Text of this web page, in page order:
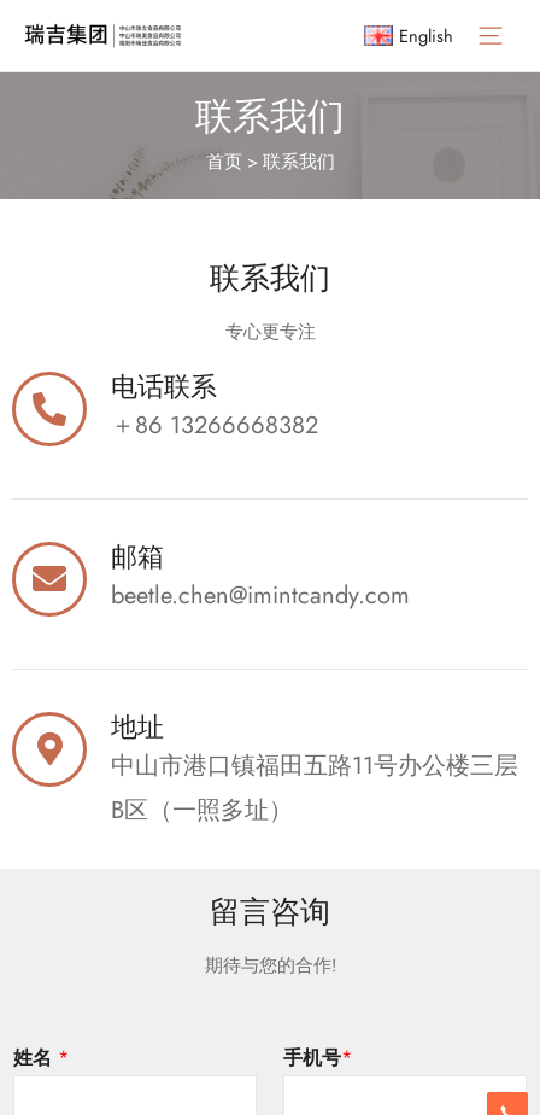
English
联系我们
首页 >联系我们
联系我们
专心更专注
电话联系
＋86 13266668382
邮箱
beetle.chen@imintcandy.com
地址
中山市港口镇福田五路11号办公楼三层
B区（一照多址）
留言咨询
期待与您的合作!
姓名 * 手机号*